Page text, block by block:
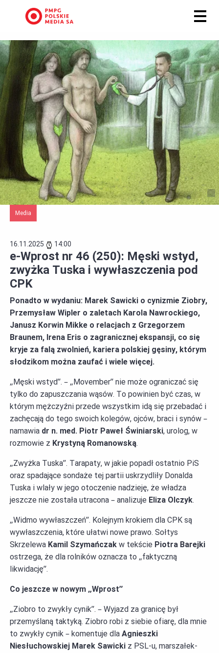
Media
16.11.2025 14:00
e-Wprost nr 46 (250): Męski wstyd,
zwyżka Tuska i wywłaszczenia pod
CPK
Ponadto w wydaniu: Marek Sawicki o cynizmie Ziobry,
Przemysław Wipler o zaletach Karola Nawrockiego,
Janusz Korwin Mikke o relacjach z Grzegorzem
Braunem, Irena Eris o zagranicznej ekspansji, co się
kryje za falą zwolnień, kariera polskiej gęsiny, którym
słodzikom można zaufać i wiele więcej.
„Męski wstyd”. – „Movember” nie może ograniczać się
tylko do zapuszczania wąsów. To powinien być czas, w
którym mężczyźni przede wszystkim idą się przebadać i
zachęcają do tego swoich kolegów, ojców, braci i synów –
namawia dr n. med. Piotr Paweł Świniarski, urolog, w
rozmowie z Krystyną Romanowską.
„Zwyżka Tuska”. Tarapaty, w jakie popadł ostatnio PiS
oraz spadające sondaże tej partii uskrzydliły Donalda
Tuska i wlały w jego otoczenie nadzieję, że władza
jeszcze nie została utracona – analizuje Eliza Olczyk.
„Widmo wywłaszczeń”. Kolejnym krokiem dla CPK są
wywłaszczenia, które ułatwi nowe prawo. Sołtys
Skrzelewa Kamil Szymańczak w tekście Piotra Barejki
ostrzega, że dla rolników oznacza to „faktyczną
likwidację”.
Co jeszcze w nowym „Wprost”
„Ziobro to zwykły cynik”. – Wyjazd za granicę był
przemyślaną taktyką. Ziobro robi z siebie ofiarę, dla mnie
to zwykły cynik – komentuje dla Agnieszki
Niesłuchowskiej Marek Sawicki z PSL-u, marszałek-